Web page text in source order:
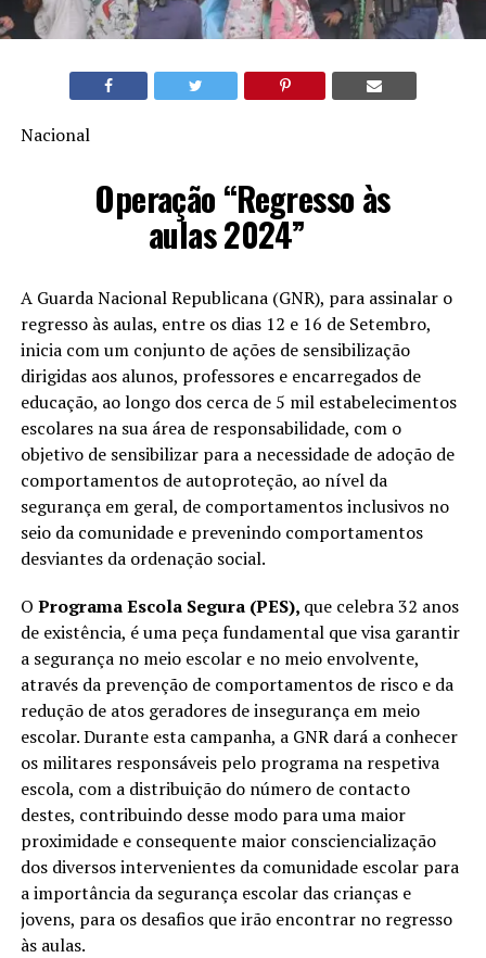
Nacional
Operação “Regresso às
aulas 2024”
A Guarda Nacional Republicana (GNR), para assinalar o
regresso às aulas, entre os dias 12 e 16 de Setembro,
inicia com um conjunto de ações de sensibilização
dirigidas aos alunos, professores e encarregados de
educação, ao longo dos cerca de 5 mil estabelecimentos
escolares na sua área de responsabilidade, com o
objetivo de sensibilizar para a necessidade de adoção de
comportamentos de autoproteção, ao nível da
segurança em geral, de comportamentos inclusivos no
seio da comunidade e prevenindo comportamentos
desviantes da ordenação social.
O Programa Escola Segura (PES), que celebra 32 anos
de existência, é uma peça fundamental que visa garantir
a segurança no meio escolar e no meio envolvente,
através da prevenção de comportamentos de risco e da
redução de atos geradores de insegurança em meio
escolar. Durante esta campanha, a GNR dará a conhecer
os militares responsáveis pelo programa na respetiva
escola, com a distribuição do número de contacto
destes, contribuindo desse modo para uma maior
proximidade e consequente maior consciencialização
dos diversos intervenientes da comunidade escolar para
a importância da segurança escolar das crianças e
jovens, para os desafios que irão encontrar no regresso
às aulas.